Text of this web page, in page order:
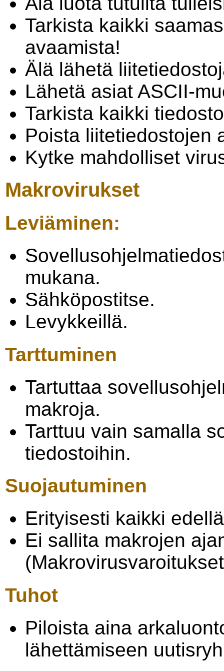
Tarkista kaikki
avaamista!
Älä lähetä
Lähetä asiat ASCII-
Tarkista kaikki
Poista liitetiedostojen
Kytke mahdolliset
Makrovirukset
Leviäminen:
mukana.
Sähköpostitse.
Levykkeillä.
Tarttuminen
Tartuttaa
makroja.
Tarttuu vain samalla
tiedostoihin.
Suojautuminen
Erityisesti kaikki
Ei sallita makrojen
Tuhot
Piloista aina
lähettämiseen